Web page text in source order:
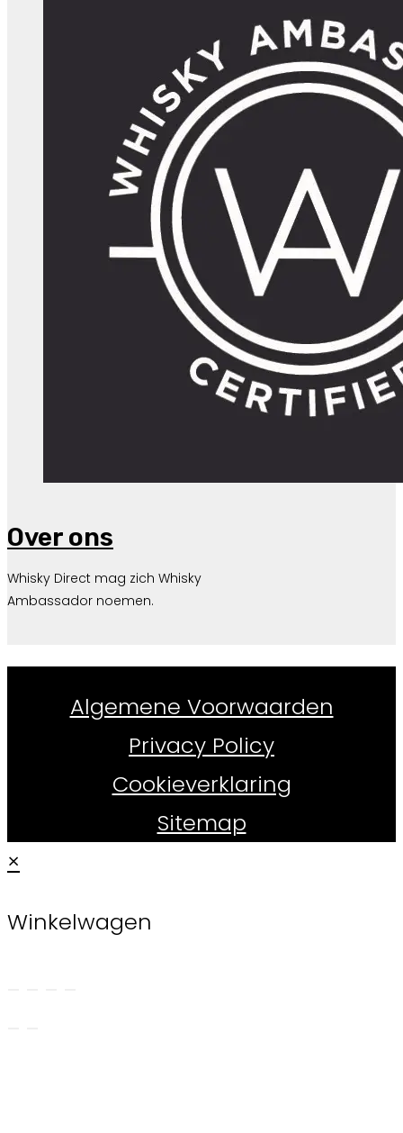
Over ons
Whisky Direct mag zich Whisky
Ambassador noemen.
Algemene Voorwaarden
Privacy Policy
Cookieverklaring
Sitemap
×
Winkelwagen